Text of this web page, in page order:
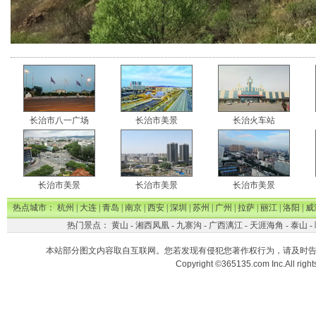
长治市八一广场 长治市美景 长治火车站
长治市美景 长治市美景 长治市美景
热点城市：杭州|大连|青岛|南京|西安|深圳|苏州|广州|拉萨|丽江|洛阳|威
热门景点： 黄山 - 湘西凤凰- 九寨沟 - 广西漓江- 天涯海角 - 泰山 -
本站部分图文内容取自互联网。您若发现有侵犯您著作权行为，请及时
Copyright ©365135.com Inc.All